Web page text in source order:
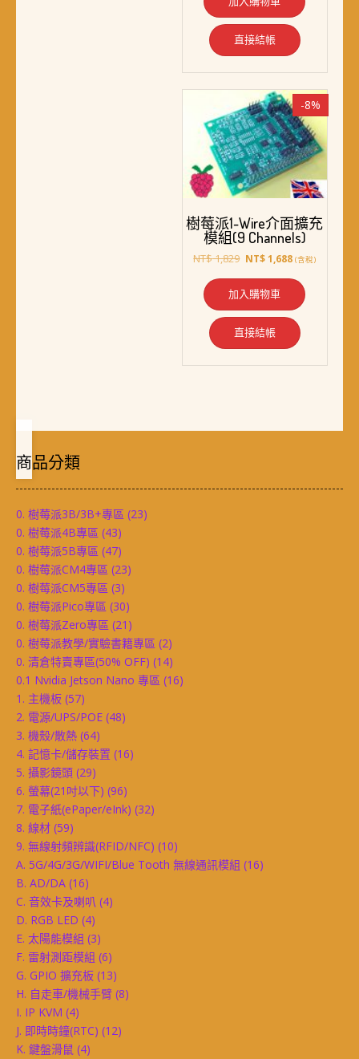
直接結帳
-8%
樹莓派1-Wire介面擴充
模組(9 Channels)
NT$1,829 原
格：
NT$ 1,829。
NT$1,688目
價
格：
NT$ 1,688。
(含稅)
加入購物車
直接結帳
商品分類
0. 樹莓派3B/3B+專區 (23)
0. 樹莓派4B專區 (43)
0. 樹莓派5B專區 (47)
0. 樹莓派CM4專區 (23)
0. 樹莓派CM5專區 (3)
0. 樹莓派Pico專區 (30)
0. 樹莓派Zero專區 (21)
0. 樹莓派教學/實驗書籍專區 (2)
0. 清倉特賣專區(50% OFF) (14)
0.1 Nvidia Jetson Nano 專區 (16)
1. 主機板 (57)
2. 電源/UPS/POE (48)
3. 機殼/散熱 (64)
4. 記憶卡/儲存裝置 (16)
5. 攝影鏡頭 (29)
6. 螢幕(21吋以下) (96)
7. 電子紙(ePaper/eInk) (32)
8. 線材 (59)
9. 無線射頻辨識(RFID/NFC) (10)
A. 5G/4G/3G/WIFI/Blue Tooth 無線通訊模組 (16)
B. AD/DA (16)
C. 音效卡及喇叭 (4)
D. RGB LED (4)
E. 太陽能模組 (3)
F. 雷射測距模組 (6)
G. GPIO 擴充板 (13)
H. 自走車/機械手臂 (8)
I. IP KVM (4)
J. 即時時鐘(RTC) (12)
K. 鍵盤滑鼠 (4)